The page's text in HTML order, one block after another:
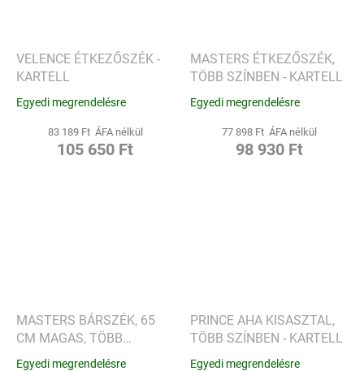
VELENCE ÉTKEZŐSZÉK -
KARTELL
Egyedi megrendelésre
83 189 Ft ÁFA nélkül
105 650 Ft
MASTERS ÉTKEZŐSZÉK,
TÖBB SZÍNBEN - KARTELL
Egyedi megrendelésre
77 898 Ft ÁFA nélkül
98 930 Ft
MASTERS BÁRSZÉK, 65
CM MAGAS, TÖBB
SZÍNBEN - KARTELL
Egyedi megrendelésre
PRINCE AHA KISASZTAL,
TÖBB SZÍNBEN - KARTELL
Egyedi megrendelésre